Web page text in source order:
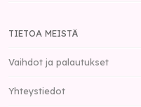
TIETOA MEISTÄ
Vaihdot ja palautukset
Yhteystiedot